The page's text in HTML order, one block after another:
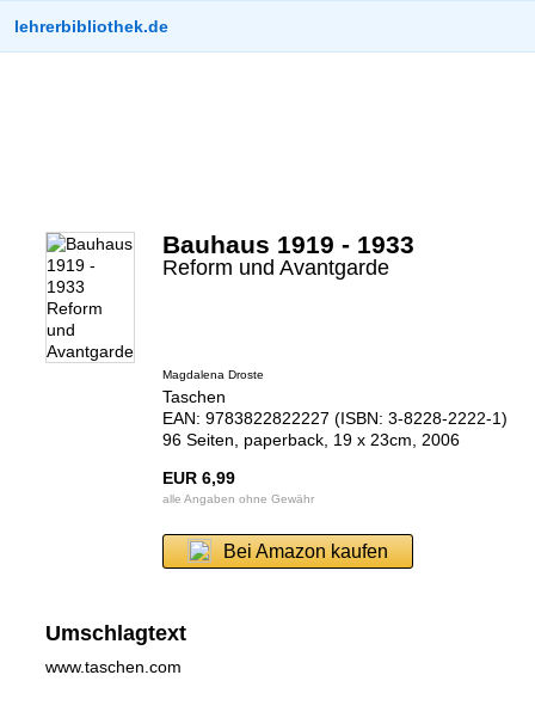
lehrerbibliothek.de
Bauhaus 1919 - 1933
Reform und Avantgarde
Magdalena Droste
Taschen
EAN: 9783822822227 (ISBN: 3-8228-2222-1)
96 Seiten, paperback, 19 x 23cm, 2006
EUR 6,99
alle Angaben ohne Gewähr
Bei Amazon kaufen
Umschlagtext
www.taschen.com